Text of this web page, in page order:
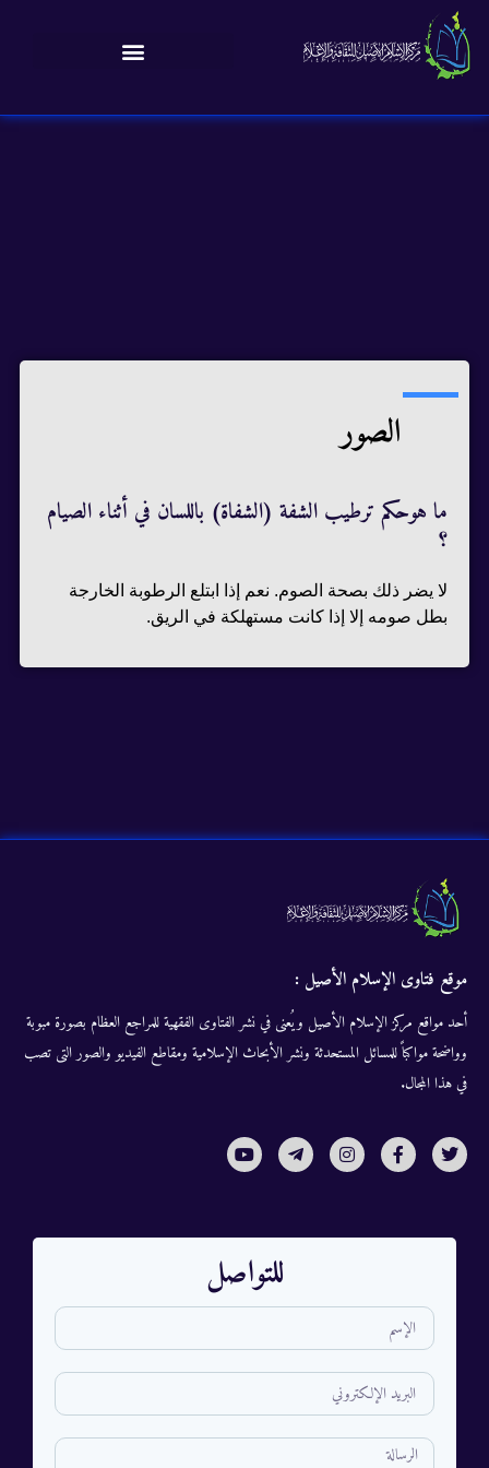
الصور
ما هوحكم ترطيب الشفة (الشفاة) باللسان في أثناء الصيام
؟
لا يضر ذلك بصحة الصوم. نعم إذا ابتلع الرطوبة الخارجة
بطل صومه إلا إذا كانت مستهلكة في الريق.
موقع فتاوى الإسلام الأصيل :
أحد مواقع مركز الإسلام الأصيل ويُعنى في نشر الفتاوى الفقهية للمراجع العظام بصورة مبوبة
وواضحة مواكباً للمسائل المستحدثة ونشر الأبحاث الإسلامية ومقاطع الفيديو والصور التى تصب
في هذا المجال.
للتواصل